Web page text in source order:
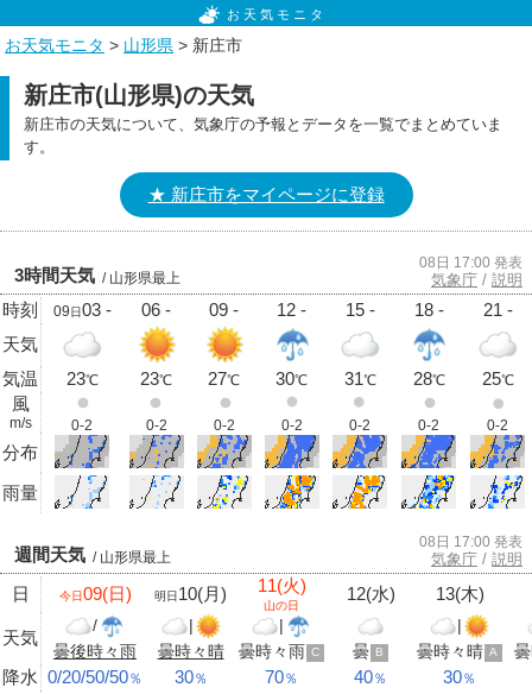
お天気モニタ
お天気モニタ > 山形県 > 新庄市
新庄市(山形県)の天気
新庄市の天気について、気象庁の予報とデータを一覧でまとめていま
す。
★ 新庄市をマイページに登録
3時間天気 / 山形県最上
08日 17:00 発表
気象庁 / 説明
時刻 09日03 - 06 - 09 - 12 - 15 - 18 -
21 -
天気
気温
23℃ 23℃ 27℃ 30℃ 31℃ 28℃ 25℃
風
m/s 0-2 0-2 0-2 0-2 0-2 0-2 0-2
分布
雨量
週間天気 / 山形県最上
08日 17:00 発表
気象庁 / 説明
日 今日09(日) 明日 10(月) 11(火)
山の日
12(水) 13(木)
天気
/
曇後時々雨
|
曇時々晴
|
曇時々雨 C 曇 B
|
曇時々晴 A
降水 0/20/50/50％ 30％ 70％ 40％ 30％